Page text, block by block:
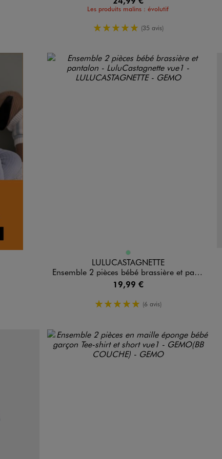
Les produits malins : évolutif
5/5 de moyenne
(35 avis)
Disponible en 1 colorisVERT CLAIR
LULUCASTAGNETTE
Ensemble 2 pièces bébé brassière et pantalon - LuluCastagnette
19,99 €
5/5 de moyenne
(6 avis)